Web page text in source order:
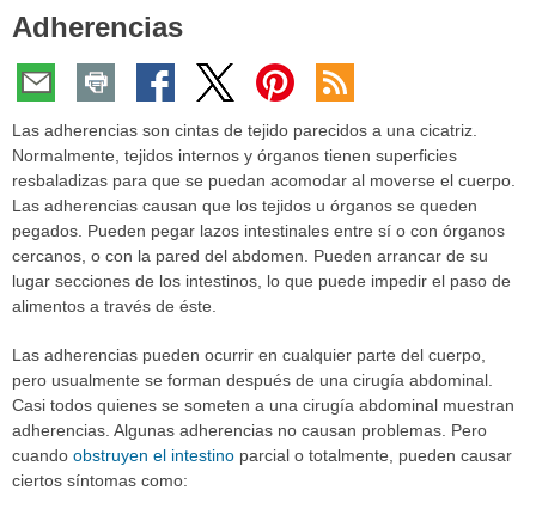
aquí:
Adherencias
Las adherencias son cintas de tejido parecidos a una cicatriz.
Normalmente, tejidos internos y órganos tienen superficies
resbaladizas para que se puedan acomodar al moverse el cuerpo.
Las adherencias causan que los tejidos u órganos se queden
pegados. Pueden pegar lazos intestinales entre sí o con órganos
cercanos, o con la pared del abdomen. Pueden arrancar de su
lugar secciones de los intestinos, lo que puede impedir el paso de
alimentos a través de éste.
Las adherencias pueden ocurrir en cualquier parte del cuerpo,
pero usualmente se forman después de una cirugía abdominal.
Casi todos quienes se someten a una cirugía abdominal muestran
adherencias. Algunas adherencias no causan problemas. Pero
cuando obstruyen el intestino parcial o totalmente, pueden causar
ciertos síntomas como: